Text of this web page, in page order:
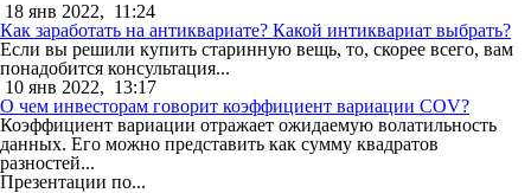
18 янв 2022, 11:24
Как заработать на антиквариате? Какой интиквариат выбрать?
Если вы решили купить старинную вещь, то, скорее всего, вам
понадобится консультация...
10 янв 2022, 13:17
О чем инвесторам говорит коэффициент вариации COV?
Коэффициент вариации отражает ожидаемую волатильность
данных. Его можно представить как сумму квадратов
разностей...
Презентации по...